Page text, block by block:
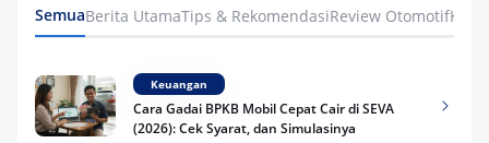
SemuaBerita UtamaTips & RekomendasiReview Otomotif
Keuangan
Cara Gadai BPKB Mobil Cepat Cair di SEVA
(2026): Cek Syarat, dan Simulasinya